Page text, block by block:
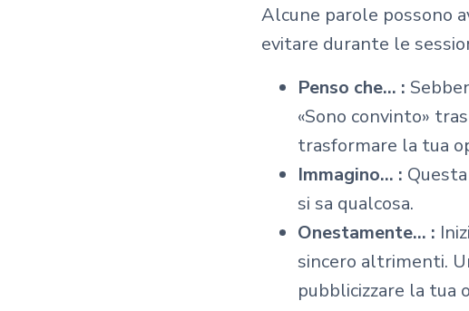
Alcune parole possono
evitare durante le
Penso che... :
«Sono convinto»
trasformare la tua
Immagino... :
si sa qualcosa.
Onestamente... :
sincero altrimenti.
pubblicizzare la tua